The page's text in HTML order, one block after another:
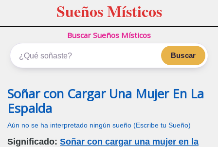
Sueños Místicos
Buscar Sueños Místicos
Buscar
Soñar con Cargar Una Mujer En La
Espalda
Aún no se ha interpretado ningún sueño (Escribe tu Sueño)
Significado: Soñar con cargar una mujer en la